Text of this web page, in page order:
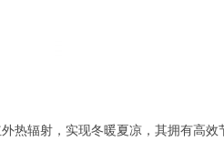
热辐射，实现冬暖夏凉，其拥有高效